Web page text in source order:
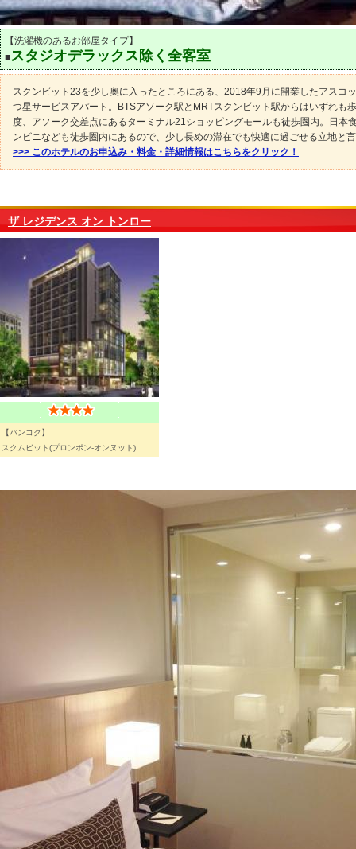
【洗濯機のあるお部屋タイプ】
■スタジオデラックス除く全客室
スクンビット23を少し奥に入ったところにある、2018年9月に開業したアスコ
つ星サービスアパート。BTSアソーク駅とMRTスクンビット駅からはいずれも
度、アソーク交差点にあるターミナル21ショッピングモールも徒歩圏内。日本
ンビニなども徒歩圏内にあるので、少し長めの滞在でも快適に過ごせる立地と
>>> このホテルのお申込み・料金・詳細情報はこちらをクリック！
ザ レジデンス オン トンロー
【バンコク】
スクムビット(プロンポン-オンヌット)